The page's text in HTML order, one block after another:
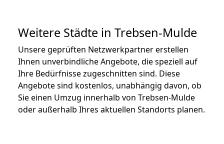
Weitere Städte in Trebsen-Mulde
Unsere geprüften Netzwerkpartner erstellen
Ihnen unverbindliche Angebote, die speziell auf
Ihre Bedürfnisse zugeschnitten sind. Diese
Angebote sind kostenlos, unabhängig davon, ob
Sie einen Umzug innerhalb von Trebsen-Mulde
oder außerhalb Ihres aktuellen Standorts planen.